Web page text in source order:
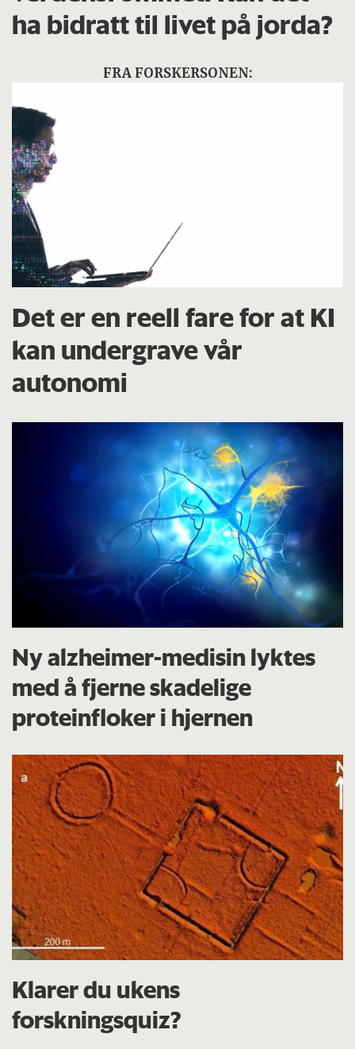
ha bidratt til livet på jorda?
FRA FORSKERSONEN:
Det er en reell fare for at KI
kan undergrave vår
autonomi
Ny alzheimer-medisin lyktes
med å fjerne skadelige
proteinfloker i hjernen
Klarer du ukens
forskningsquiz?